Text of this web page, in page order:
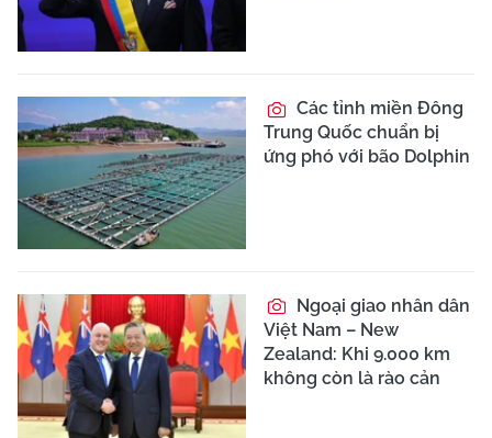
Các tỉnh miền Đông
Trung Quốc chuẩn bị
ứng phó với bão Dolphin
Ngoại giao nhân dân
Việt Nam – New
Zealand: Khi 9.000 km
không còn là rào cản